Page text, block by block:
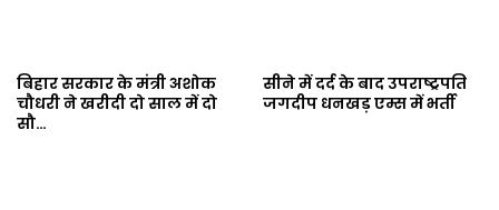
बिहार सरकार के मंत्री अशोक
चौधरी ने खरीदी दो साल में दो
सौ…
सीने में दर्द के बाद उपराष्ट्रपति
जगदीप धनखड़ एम्स में भर्ती